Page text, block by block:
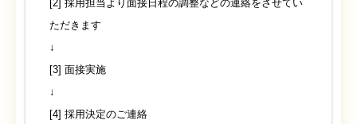
[2] 採用担当より面接日程の調整などの連絡をさせてい
ただきます
↓
[3] 面接実施
↓
[4] 採用決定のご連絡